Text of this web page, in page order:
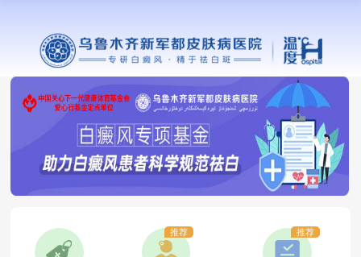
推荐 推荐